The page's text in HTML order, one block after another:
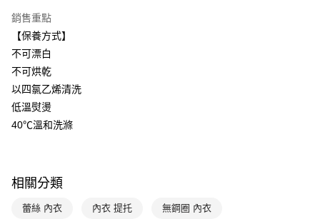
台灣樂天信用卡公司
運送方式
付款後全家取貨$888免運-以PackAge+配客嘉循環箱包裝寄出
每筆NT$90，滿NT$888(含以上)免運費
付款後萊爾富取貨
每筆NT$90，滿NT$1,000(含以上)免運費
付款後7-11取貨
宅配
銷售重點
【保養方式】
不可漂白
不可烘乾
以四氯乙烯清洗
低溫熨燙
40℃溫和洗滌
相關分類
蕾絲 內衣 內衣 提托 無鋼圈 內衣